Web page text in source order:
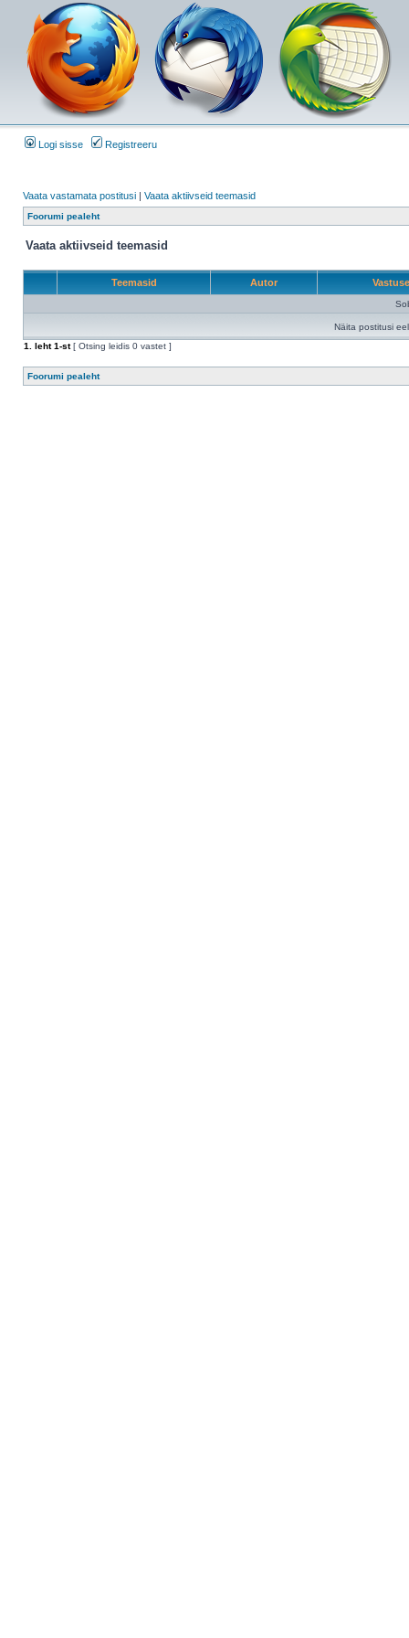
Logi sisse Registreeru
Vaata vastamata postitusi | Vaata aktiivseid teemasid
Foorumi pealeht
Vaata aktiivseid teemasid
Teemasid Autor
Näita postitusi
1
. leht1-st[ Otsing leidis 0 vastet ]
Foorumi pealeht